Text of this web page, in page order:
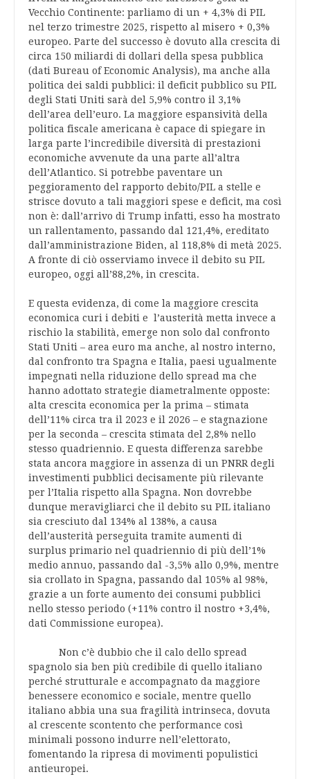
Vecchio Continente: parliamo di un + 4,3% di PIL
nel terzo trimestre 2025, rispetto al misero + 0,3%
europeo. Parte del successo è dovuto alla crescita di
circa 150 miliardi di dollari della spesa pubblica
(dati Bureau of Economic Analysis), ma anche alla
politica dei saldi pubblici: il deficit pubblico su PIL
degli Stati Uniti sarà del 5,9% contro il 3,1%
dell’area dell’euro. La maggiore espansività della
politica fiscale americana è capace di spiegare in
larga parte l’incredibile diversità di prestazioni
economiche avvenute da una parte all’altra
dell’Atlantico. Si potrebbe paventare un
peggioramento del rapporto debito/PIL a stelle e
strisce dovuto a tali maggiori spese e deficit, ma così
non è: dall’arrivo di Trump infatti, esso ha mostrato
un rallentamento, passando dal 121,4%, ereditato
dall’amministrazione Biden, al 118,8% di metà 2025.
A fronte di ciò osserviamo invece il debito su PIL
europeo, oggi all’88,2%, in crescita.
E questa evidenza, di come la maggiore crescita
economica curi i debiti e l’austerità metta invece a
rischio la stabilità, emerge non solo dal confronto
Stati Uniti – area euro ma anche, al nostro interno,
dal confronto tra Spagna e Italia, paesi ugualmente
impegnati nella riduzione dello spread ma che
hanno adottato strategie diametralmente opposte:
alta crescita economica per la prima – stimata
dell’11% circa tra il 2023 e il 2026 – e stagnazione
per la seconda – crescita stimata del 2,8% nello
stesso quadriennio. E questa differenza sarebbe
stata ancora maggiore in assenza di un PNRR degli
investimenti pubblici decisamente più rilevante
per l’Italia rispetto alla Spagna. Non dovrebbe
dunque meravigliarci che il debito su PIL italiano
sia cresciuto dal 134% al 138%, a causa
dell’austerità perseguita tramite aumenti di
surplus primario nel quadriennio di più dell’1%
medio annuo, passando dal -3,5% allo 0,9%, mentre
sia crollato in Spagna, passando dal 105% al 98%,
grazie a un forte aumento dei consumi pubblici
nello stesso periodo (+11% contro il nostro +3,4%,
dati Commissione europea).
Non c’è dubbio che il calo dello spread
spagnolo sia ben più credibile di quello italiano
perché strutturale e accompagnato da maggiore
benessere economico e sociale, mentre quello
italiano abbia una sua fragilità intrinseca, dovuta
al crescente scontento che performance così
minimali possono indurre nell’elettorato,
fomentando la ripresa di movimenti populistici
antieuropei.